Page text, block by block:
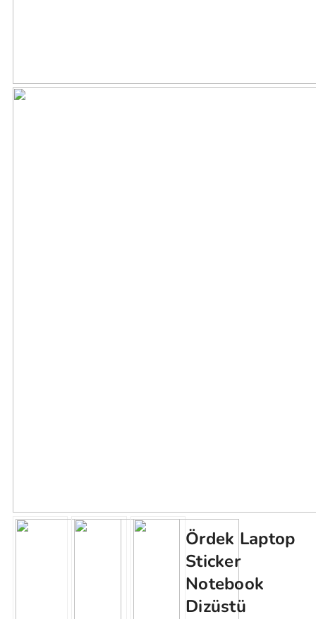
Ördek Laptop
Sticker
Notebook
Dizüstü